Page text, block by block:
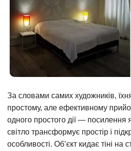
За словами самих художників,
простому, але ефективному
одного простого дії — посилення
світло трансформує простір і
особливості. Об’єкт кидає тіні на